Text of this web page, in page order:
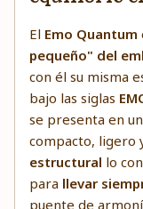
El Emo Quantum
pequeño" del
con él su misma
bajo las siglas
se presenta en
compacto, ligero
estructural lo
para llevar
puente de